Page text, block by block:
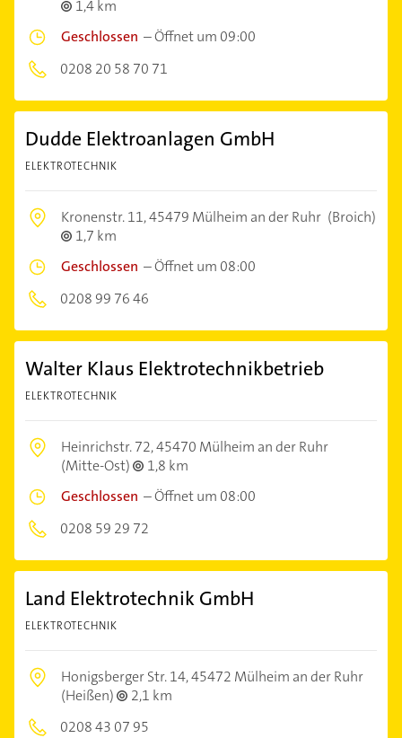
1,4 km
Geschlossen –Öffnet um 09:00
0208 20 58 70 71
Dudde Elektroanlagen GmbH
ELEKTROTECHNIK
Kronenstr. 11,45479 Mülheim an der Ruhr (Broich)
1,7 km
Geschlossen –Öffnet um 08:00
0208 99 76 46
Walter Klaus Elektrotechnikbetrieb
ELEKTROTECHNIK
Heinrichstr. 72,45470 Mülheim an der Ruhr
(Mitte-Ost)
1,8 km
Geschlossen –Öffnet um 08:00
0208 59 29 72
Land Elektrotechnik GmbH
ELEKTROTECHNIK
Honigsberger Str. 14,45472 Mülheim an der Ruhr
(Heißen)
2,1 km
0208 43 07 95